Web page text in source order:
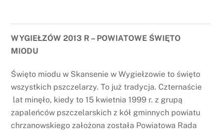
WYGIEŁZÓW 2013 R – POWIATOWE ŚWIĘTO
MIODU
Święto miodu w Skansenie w Wygiełzowie to święto
wszystkich pszczelarzy. To już tradycja. Czternaście
lat minęło, kiedy to 15 kwietnia 1999 r. z grupą
zapaleńców pszczelarskich z kół gminnych powiatu
chrzanowskiego założona została Powiatowa Rada